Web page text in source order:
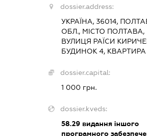
dossier.address:
УКРАЇНА, 36014,
ОБЛ., МІСТО ПОЛТАВА,
ВУЛИЦЯ РАЇСИ
БУДИНОК 4, КВАРТИРА
dossier.capital:
1 000 грн.
dossier.kveds:
58.29 видання іншого
програмного